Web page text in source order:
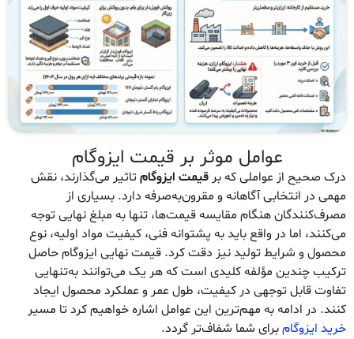
عوامل موثر بر قیمت ایزوگام
درک صحیح از عواملی که بر قیمت ایزوگامتاثیر می‌گذارند، نقش
مهمی در انتخابی آگاهانه و مقرون‌به‌صرفه دارد. بسیاری از
مصرف‌کنندگان هنگام مقایسه قیمت‌ها، تنها به مبلغ نهایی توجه
می‌کنند، اما در واقع باید به پشتوانه فنی، کیفیت مواد اولیه، نوع
محصول و شرایط تولید نیز دقت کرد. قیمت نهایی ایزوگام حاصل
ترکیب چندین مؤلفه کلیدی است که هر یک می‌توانند به‌تنهایی
تفاوت قابل توجهی در کیفیت، طول عمر و عملکرد محصول ایجاد
کنند. در ادامه به مهم‌ترین این عوامل اشاره خواهیم کرد تا مسیر
خرید ایزوگامبرای شما شفاف‌تر گردد.